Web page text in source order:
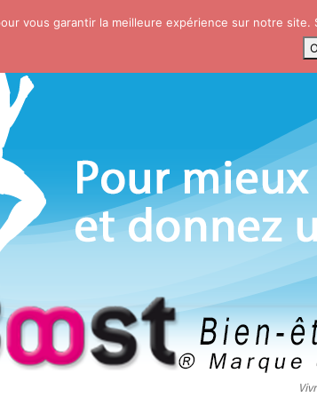
vous garantir la meilleure expérience sur notre